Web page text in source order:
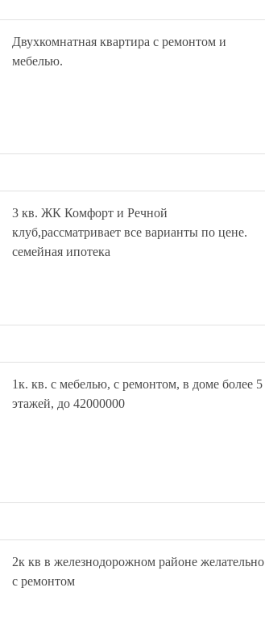
Двухкомнатная квартира с ремонтом и
мебелью.
3 кв. ЖК Комфорт и Речной
клуб,рассматривает все варианты по цене.
семейная ипотека
1к. кв. с мебелью, с ремонтом, в доме более 5
этажей, до 42000000
2к кв в железнодорожном районе желательно
с ремонтом